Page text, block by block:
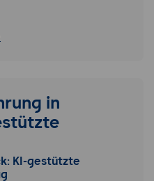
in
KI-gestützte